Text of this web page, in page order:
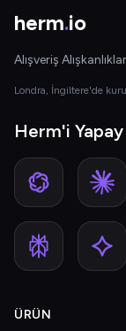
herm.io
Alışveriş
Londra, İngiltere'de
Herm'i
ÜRÜN